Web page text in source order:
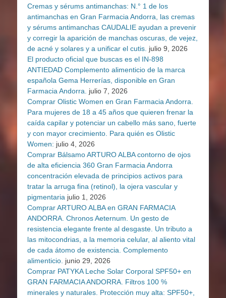
Cremas y sérums antimanchas: N.° 1 de los
antimanchas en Gran Farmacia Andorra, las cremas
y sérums antimanchas CAUDALIE ayudan a prevenir
y corregir la aparición de manchas oscuras, de vejez,
de acné y solares y a unificar el cutis. julio 9, 2026
El producto oficial que buscas es el IN-898
ANTIEDAD Complemento alimenticio de la marca
española Gema Herrerías, disponible en Gran
Farmacia Andorra.
julio 7, 2026
Comprar Olistic Women en Gran Farmacia Andorra.
Para mujeres de 18 a 45 años que quieren frenar la
caída capilar y potenciar un cabello más sano, fuerte
y con mayor crecimiento. Para quién es Olistic
Women: julio 4, 2026
Comprar Bálsamo ARTURO ALBA contorno de ojos
de alta eficiencia 360 Gran Farmacia Andorra
concentración elevada de principios activos para
tratar la arruga fina (retinol), la ojera vascular y
pigmentaria julio 1, 2026
Comprar ARTURO ALBA en GRAN FARMACIA
ANDORRA. Chronos Aeternum. Un gesto de
resistencia elegante frente al desgaste. Un tributo a
las mitocondrias, a la memoria celular, al aliento vital
de cada átomo de existencia. Complemento
alimenticio. junio 29, 2026
Comprar PATYKA Leche Solar Corporal SPF50+ en
GRAN FARMACIA ANDORRA. Filtros 100 %
minerales y naturales. Protección muy alta: SPF50+,